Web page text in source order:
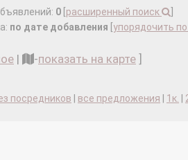
0 расширенный поиск
по дате добавления упорядочить
| -показать на карте
посредников все предложения 1к.